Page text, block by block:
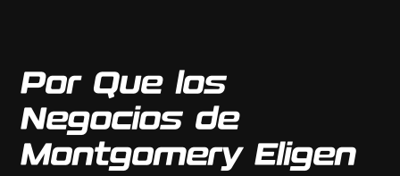
Por Que los
Negocios de
Montgomery Eligen